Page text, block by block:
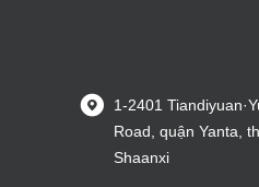
1-2401
Road, quận Yanta,
Shaanxi